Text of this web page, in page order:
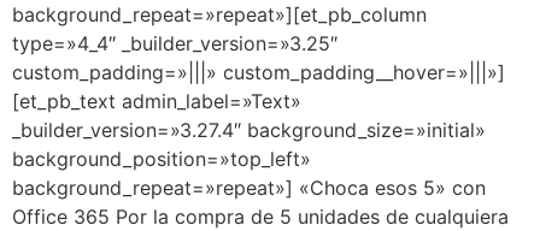
background_repeat=»repeat»][et_pb_column
type=»4_4″ _builder_version=»3.25″
custom_padding=»|||» custom_padding__hover=»|||»]
[et_pb_text admin_label=»Text»
_builder_version=»3.27.4″ background_size=»initial»
background_position=»top_left»
background_repeat=»repeat»] «Choca esos 5» con
Office 365 Por la compra de 5 unidades de cualquiera